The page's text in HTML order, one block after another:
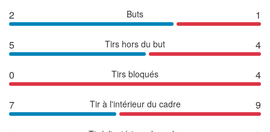
2 Buts 1
5 Tirs hors du but 4
0 Tirs bloqués 4
7 Tir à l'intérieur du cadre 9